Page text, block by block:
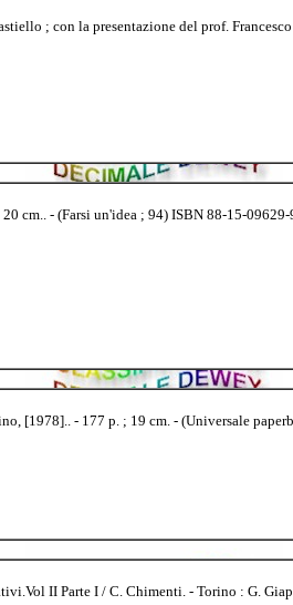
; con la presentazione del prof.
cm.. - (Farsi un'idea ; 94) ISBN 88-15-09629-
[1978].. - 177 p. ; 19 cm. - (Universale
II Parte I / C. Chimenti. - Torino : G.